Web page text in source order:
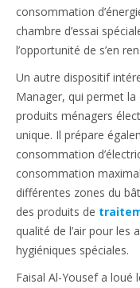
consommation
chambre d’essai
l’opportunité de s’en
Un autre dispositif
Manager, qui permet la
produits ménagers
unique. Il prépare
consommation
consommation
différentes zones du
des produits de
qualité de l’air pour les
hygiéniques spéciales.
Faisal Al-Yousef a loué